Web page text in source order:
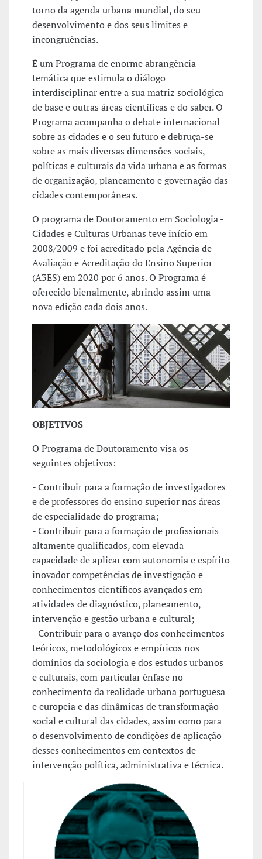
torno da agenda urbana mundial, do seu
desenvolvimento e dos seus limites e
incongruências.
É um Programa de enorme abrangência
temática que estimula o diálogo
interdisciplinar entre a sua matriz sociológica
de base e outras áreas científicas e do saber. O
Programa acompanha o debate internacional
sobre as cidades e o seu futuro e debruça-se
sobre as mais diversas dimensões sociais,
políticas e culturais da vida urbana e as formas
de organização, planeamento e governação das
cidades contemporâneas.
O programa de Doutoramento em Sociologia -
Cidades e Culturas Urbanas teve início em
2008/2009 e foi acreditado pela Agência de
Avaliação e Acreditação do Ensino Superior
(A3ES) em 2020 por 6 anos. O Programa é
oferecido bienalmente, abrindo assim uma
nova edição cada dois anos.
OBJETIVOS
O Programa de Doutoramento visa os
seguintes objetivos:
- Contribuir para a formação de investigadores
e de professores do ensino superior nas áreas
de especialidade do programa;
- Contribuir para a formação de profissionais
altamente qualificados, com elevada
capacidade de aplicar com autonomia e espírito
inovador competências de investigação e
conhecimentos científicos avançados em
atividades de diagnóstico, planeamento,
intervenção e gestão urbana e cultural;
- Contribuir para o avanço dos conhecimentos
teóricos, metodológicos e empíricos nos
domínios da sociologia e dos estudos urbanos
e culturais, com particular ênfase no
conhecimento da realidade urbana portuguesa
e europeia e das dinâmicas de transformação
social e cultural das cidades, assim como para
o desenvolvimento de condições de aplicação
desses conhecimentos em contextos de
intervenção política, administrativa e técnica.